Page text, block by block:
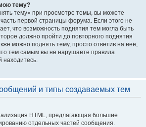
тему?
тему» при просмотре темы, вы можете
первой страницы форума. Если этого не
что возможность поднятия тем могла быть
должно пройти до повторного поднятия
можно поднять тему, просто ответив на неё,
тем самым вы не нарушаете правила
находитесь.
и типы создаваемых тем
HTML, предлагающая большие
отдельных частей сообщения.